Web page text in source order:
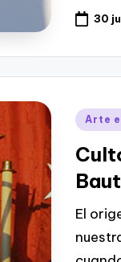
30
Arte
El